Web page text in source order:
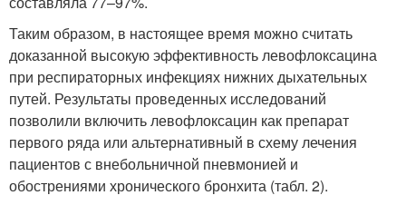
Таким образом, в настоящее время можно считать
доказанной высокую эффективность левофлоксацина
при респираторных инфекциях нижних дыхательных
путей. Результаты проведенных исследований
позволили включить левофлоксацин как препарат
первого ряда или альтернативный в схему лечения
пациентов с внебольничной пневмонией и
обострениями хронического бронхита (табл. 2).